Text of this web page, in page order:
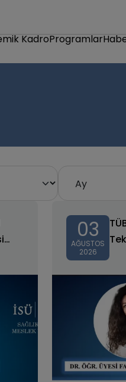
KadroProgramlar
03
AĞUSTOS
2026